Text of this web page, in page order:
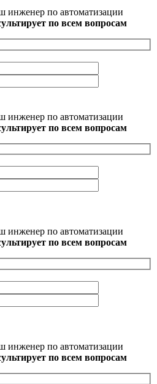
инженер по автоматизации
по всем вопросам
инженер по автоматизации
по всем вопросам
инженер по автоматизации
по всем вопросам
инженер по автоматизации
по всем вопросам